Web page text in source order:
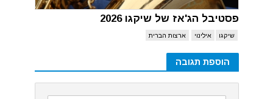
פסטיבל הג'אז של שיקגו 2026
שיקגו אילינוי ארצות הברית
הוספת תגובה